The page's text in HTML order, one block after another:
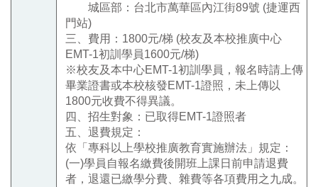
城區部：台北市萬華區內江街89號 (捷運西
門站)
三、費用：1800元/梯 (校友及本校推廣中心
EMT-1初訓學員1600元/梯)
※校友及本中心EMT-1初訓學員，報名時請上傳
畢業證書或本校核發EMT-1證照，未上傳以
1800元收費不得異議。
四、招生對象：已取得EMT-1證照者
五、退費規定：
依「專科以上學校推廣教育實施辦法」規定：
(一)學員自報名繳費後開班上課日前申請退費
者，退還已繳學分費、雜費等各項費用之九成。